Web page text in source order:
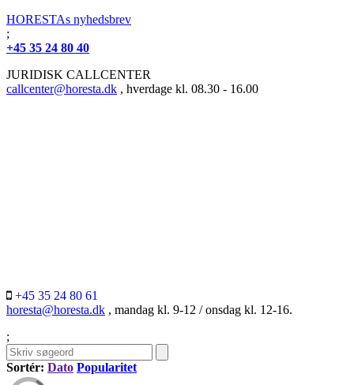
HORESTAs nyhedsbrev
;
+45 35 24 80 40
JURIDISK CALLCENTER
callcenter@horesta.dk , hverdage kl. 08.30 - 16.00
+45 35 24 80 61
horesta@horesta.dk , mandag kl. 9-12 / onsdag kl. 12-16.
;
Sortér: Dato Popularitet